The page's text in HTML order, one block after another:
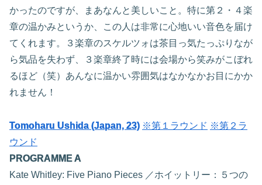
かったのですが、まあなんと美しいこと。特に第２・４楽
章の温かみというか、この人は非常に心地いい音色を届け
てくれます。３楽章のスケルツォは茶目っ気たっぷりなが
ら気品を失わず、３楽章終了時には会場から笑みがこぼれ
るほど（笑）あんなに温かい雰囲気はなかなかお目にかか
れません！
Tomoharu Ushida (Japan, 23) ※第１ラウンド ※第２ラ
ウンド
PROGRAMME A
Kate Whitley: Five Piano Pieces ／ホイットリー：５つの